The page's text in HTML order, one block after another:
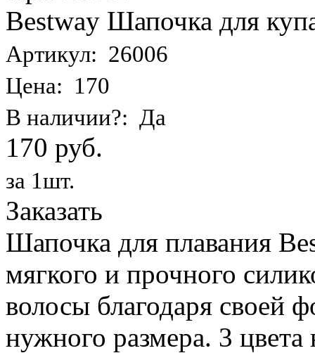
Bestway Шапочка для
Артикул: 26006
Цена: 170
В наличии?: Да
170 руб.
за 1шт.
Заказать
Шапочка для плавания
мягкого и прочного
волосы благодаря своей
нужного размера. 3